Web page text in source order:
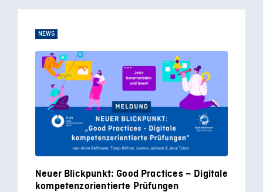
NEWS
Neuer Blickpunkt: Good Practices – Digitale
kompetenzorientierte Prüfungen